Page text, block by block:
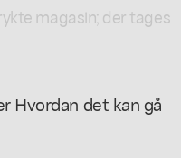
magasin; der tages
Hvordan det kan gå